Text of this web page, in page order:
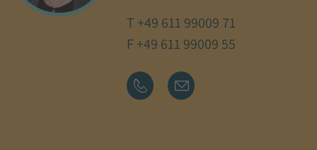
T +49 611 99009 71
F +49 611 99009 55